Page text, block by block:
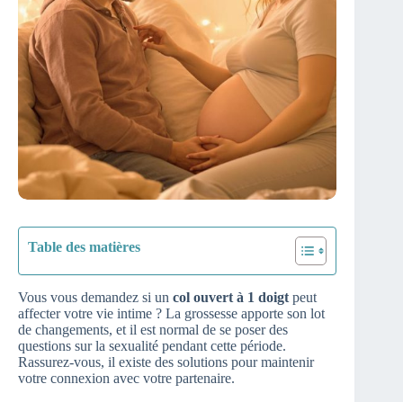
Table des matières
Vous vous demandez si un col ouvert à 1 doigt peut
affecter votre vie intime ? La grossesse apporte son lot
de changements, et il est normal de se poser des
questions sur la sexualité pendant cette période.
Rassurez-vous, il existe des solutions pour maintenir
votre connexion avec votre partenaire.